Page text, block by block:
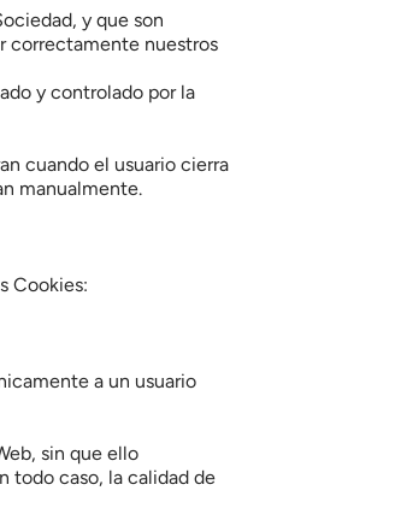
y que son
correctamente nuestros
y controlado por la
cuando el usuario cierra
manualmente.
Cookies:
a un usuario
sin que ello
todo caso, la calidad de